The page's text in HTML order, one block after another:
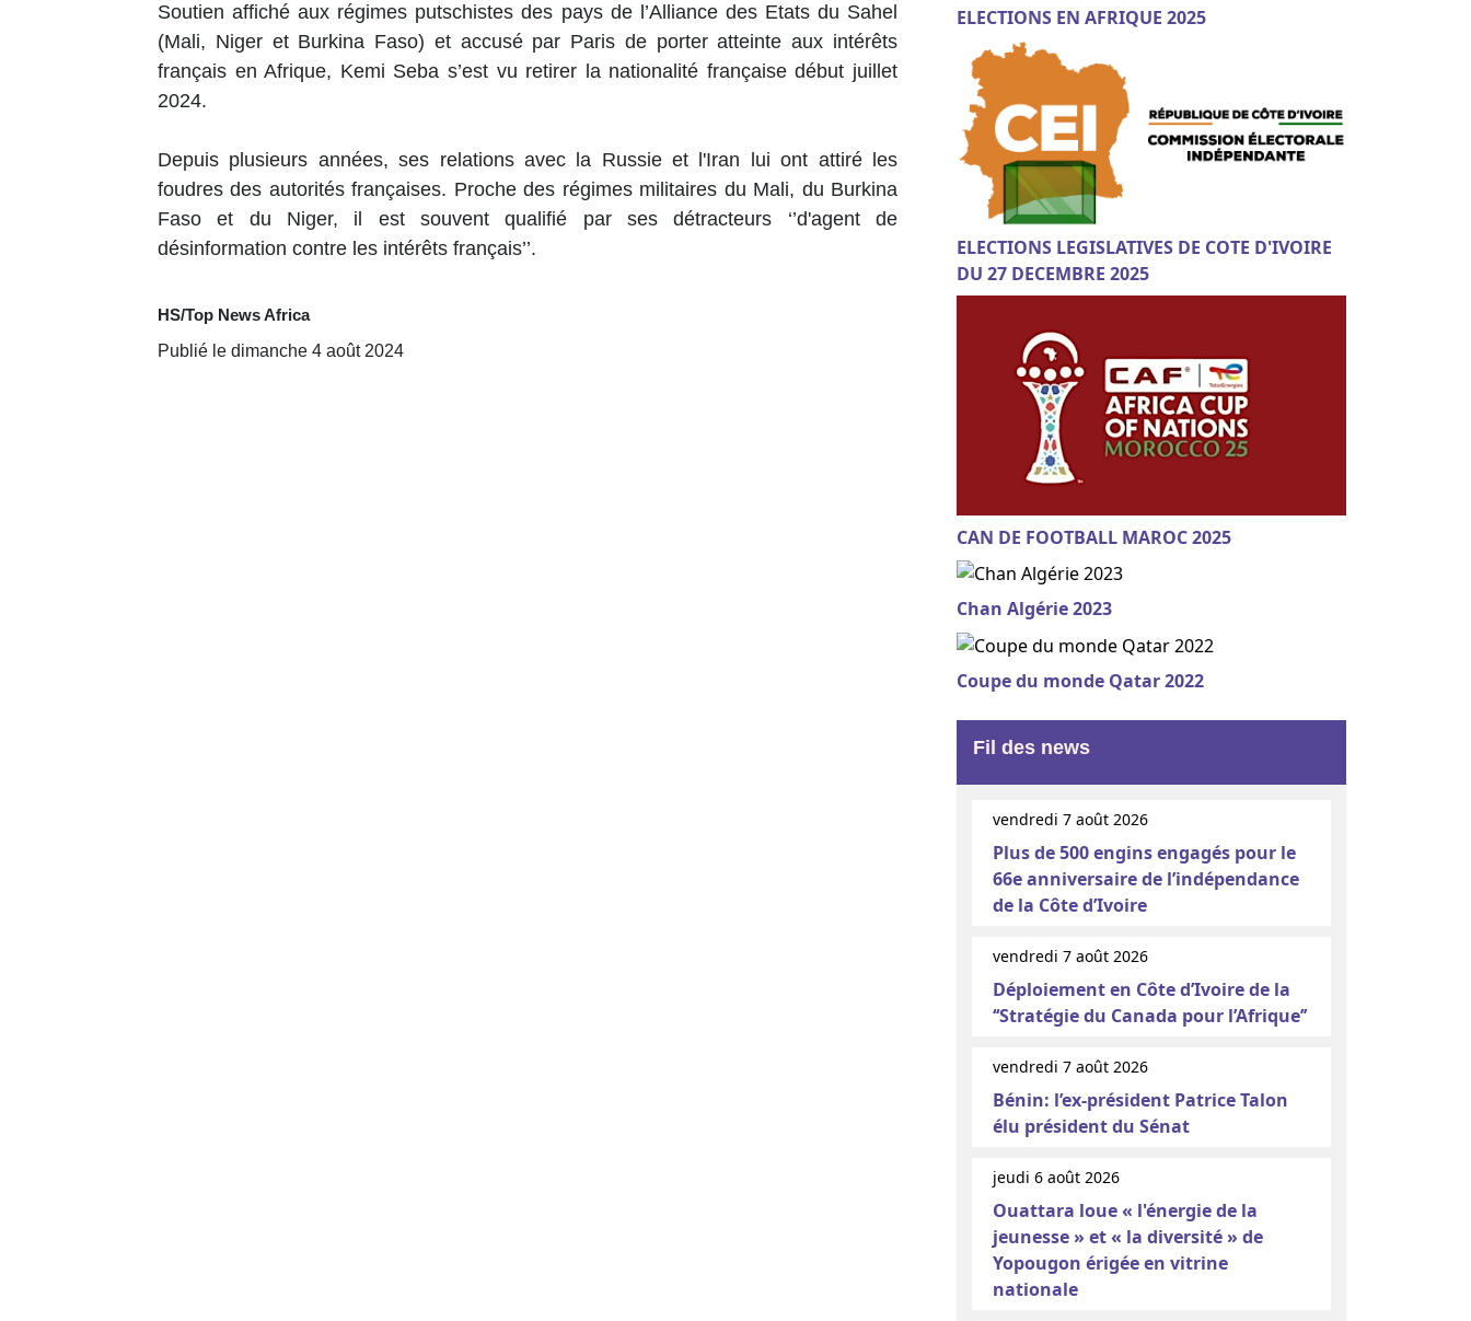
Soutien affiché aux régimes putschistes des pays de l’Alliance des Etats du Sahel
(Mali, Niger et Burkina Faso) et accusé par Paris de porter atteinte aux intérêts
français en Afrique, Kemi Seba s’est vu retirer la nationalité française début juillet
2024.
Depuis plusieurs années, ses relations avec la Russie et l'Iran lui ont attiré les
foudres des autorités françaises. Proche des régimes militaires du Mali, du Burkina
Faso et du Niger, il est souvent qualifié par ses détracteurs ‘’d'agent de
désinformation contre les intérêts français’’.
HS/Top News Africa
Publié le dimanche 4 août 2024
ELECTIONS EN AFRIQUE 2025
ELECTIONS LEGISLATIVES DE COTE D'IVOIRE
DU 27 DECEMBRE 2025
CAN DE FOOTBALL MAROC 2025
Chan Algérie 2023
Coupe du monde Qatar 2022
Fil des news
vendredi 7 août 2026
Plus de 500 engins engagés pour le
66e anniversaire de l’indépendance
de la Côte d’Ivoire
vendredi 7 août 2026
Déploiement en Côte d’Ivoire de la
‘‘Stratégie du Canada pour l’Afrique’’
vendredi 7 août 2026
Bénin: l’ex-président Patrice Talon
élu président du Sénat
jeudi 6 août 2026
Ouattara loue « l'énergie de la
jeunesse » et « la diversité » de
Yopougon érigée en vitrine
nationale